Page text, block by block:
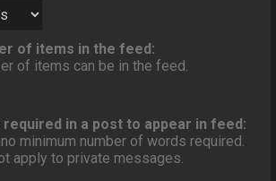
of items in the feed:
of items can be in the feed.
required in a post to appear in feed:
minimum number of words required.
apply to private messages.